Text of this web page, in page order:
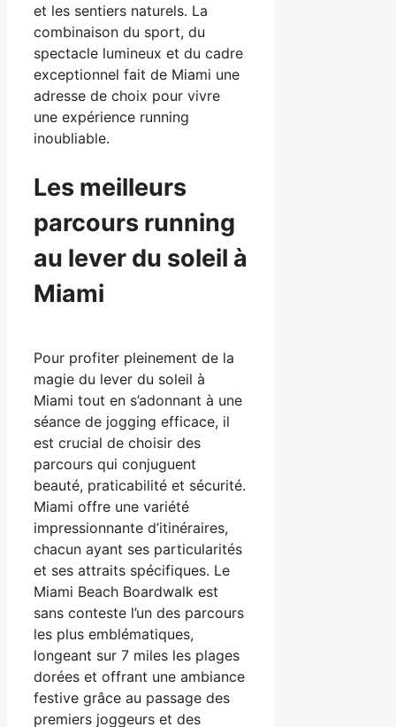
et les sentiers naturels. La
combinaison du sport, du
spectacle lumineux et du cadre
exceptionnel fait de Miami une
adresse de choix pour vivre
une expérience running
inoubliable.
Les meilleurs
parcours running
au lever du soleil à
Miami
Pour profiter pleinement de la
magie du lever du soleil à
Miami tout en s’adonnant à une
séance de jogging efficace, il
est crucial de choisir des
parcours qui conjuguent
beauté, praticabilité et sécurité.
Miami offre une variété
impressionnante d’itinéraires,
chacun ayant ses particularités
et ses attraits spécifiques. Le
Miami Beach Boardwalk est
sans conteste l’un des parcours
les plus emblématiques,
longeant sur 7 miles les plages
dorées et offrant une ambiance
festive grâce au passage des
premiers joggeurs et des